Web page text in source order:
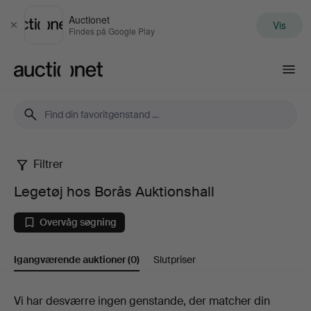
Luk
Auctionet
Findes på Google Play Vis
Legetøj
hos
Borås
Auktionshall
Filtrer
Legetøj hos Borås Auktionshall
Overvåg søgning
Igangværende auktioner(0) Slutpriser
Igangværende
Vi har desværre ingen genstande, der matcher din